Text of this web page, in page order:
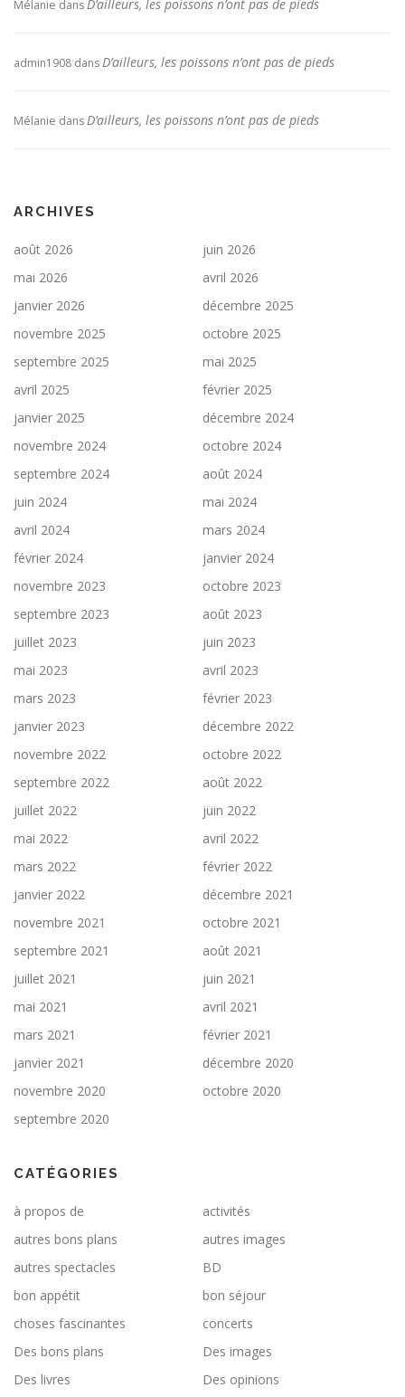
Mélanie dansD’ailleurs, les poissons n’ont pas de pieds
admin1908 dansD’ailleurs, les poissons n’ont pas de pieds
Mélanie dansD’ailleurs, les poissons n’ont pas de pieds
ARCHIVES
août 2026
juin 2026
mai 2026
avril 2026
janvier 2026
décembre 2025
novembre 2025
octobre 2025
septembre 2025
mai 2025
avril 2025
février 2025
janvier 2025
décembre 2024
novembre 2024
octobre 2024
septembre 2024
août 2024
juin 2024
mai 2024
avril 2024
mars 2024
février 2024
janvier 2024
novembre 2023
octobre 2023
septembre 2023
août 2023
juillet 2023
juin 2023
mai 2023
avril 2023
mars 2023
février 2023
janvier 2023
décembre 2022
novembre 2022
octobre 2022
septembre 2022
août 2022
juillet 2022
juin 2022
mai 2022
avril 2022
mars 2022
février 2022
janvier 2022
décembre 2021
novembre 2021
octobre 2021
septembre 2021
août 2021
juillet 2021
juin 2021
mai 2021
avril 2021
mars 2021
février 2021
janvier 2021
décembre 2020
novembre 2020
octobre 2020
septembre 2020
CATÉGORIES
à propos de
activités
autres bons plans
autres images
autres spectacles
BD
bon appétit
bon séjour
choses fascinantes
concerts
Des bons plans
Des images
Des livres
Des opinions